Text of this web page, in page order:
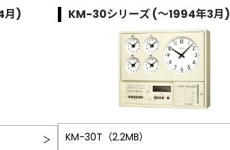
月) KM-30シリーズ (～1994年3月)
KM-30T（2.2MB）